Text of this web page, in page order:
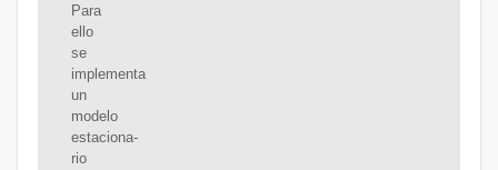
Para
ello
se
implementa
un
modelo
estaciona-
rio